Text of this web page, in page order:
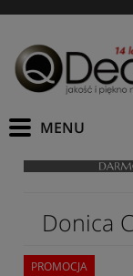
Donica
PROMOCJA